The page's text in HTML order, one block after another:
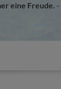
eine Freude. -